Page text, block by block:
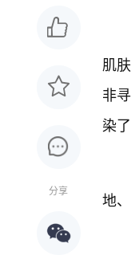
分享
肌
非
染
地